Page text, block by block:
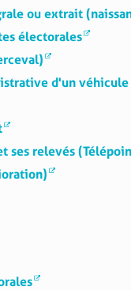
ou extrait
électorales
d'un véhicule
ses relevés